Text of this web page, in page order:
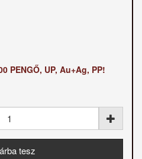
PENGŐ, UP, Au+Ag, PP!